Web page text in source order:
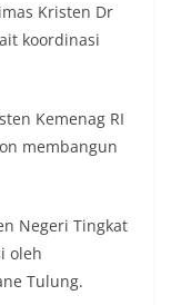
Kristen Dr
koordinasi
Kemenag RI
membangun
Negeri Tingkat
oleh
Tulung.